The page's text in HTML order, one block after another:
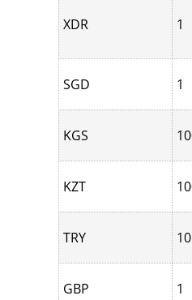
XDR 1
SGD 1
KGS
KZT
TRY 10
GBP 1